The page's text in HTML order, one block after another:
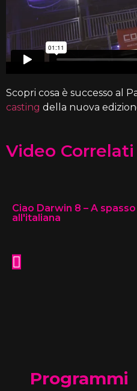
Scopri cosa è successo al
casting della nuova
Video Correlati
Ciao Darwin 8 – A
all'italiana
Programmi